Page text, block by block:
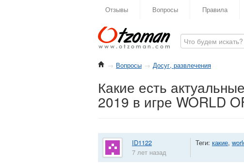
Отзывы Вопросы Правила
→ Вопросы → Досуг, развлечения
Какие есть
2019 в игре WORLD
ID1122
7 лет назад
Теги: какие,